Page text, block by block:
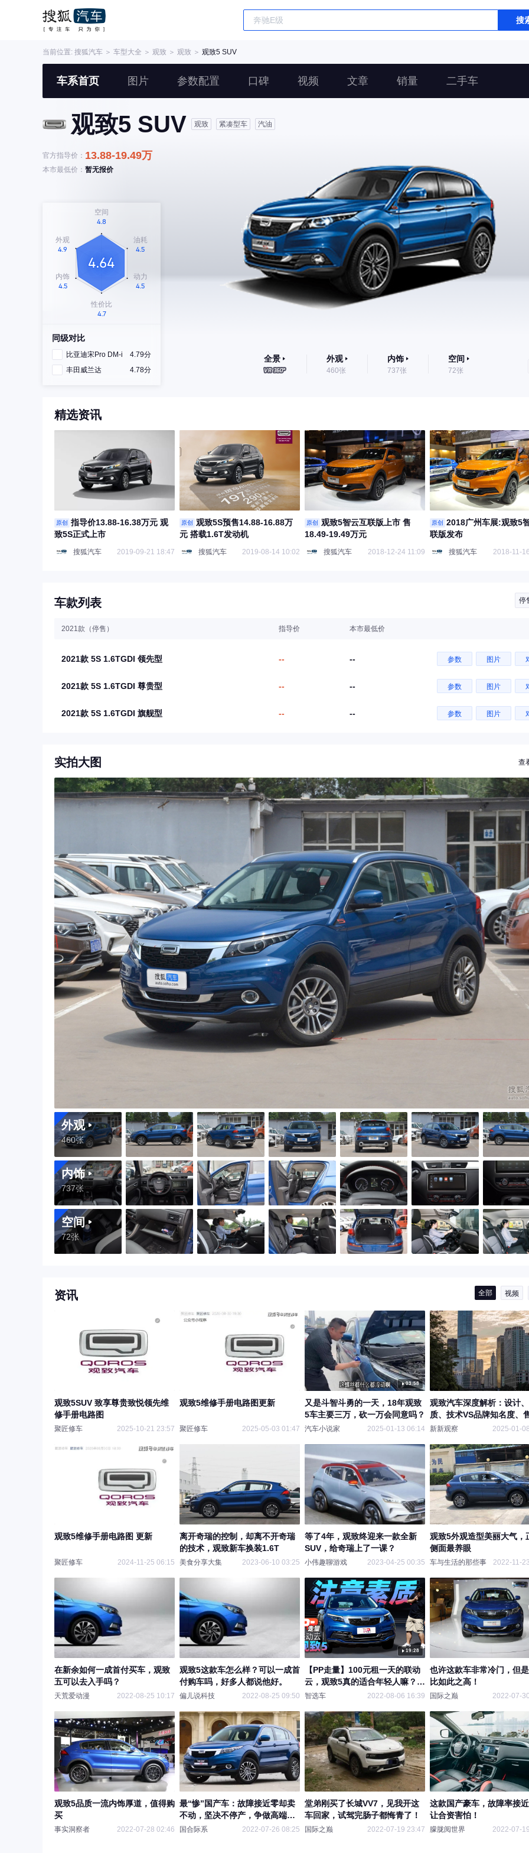
搜
当前位置: 搜狐汽车 ＞ 车型大全 ＞ 观致 ＞ 观致 ＞ 观致5 SUV
车系首页 图片 参数配置 口碑 视频 文章 销量 二手车
观致5 SUV 观致 紧凑型车 汽油
官方指导价： 13.88-19.49万
本市最低价： 暂无报价
同级对比
比亚迪宋Pro DM-i
4.79分
丰田威兰达
4.78分
全景 外观
460张
内饰
737张
空间
72张
精选资讯
原创
指导价13.88-16.38万元 观
致5S正式上市
搜狐汽车 2019-09-21 18:47
原创
观致5S预售14.88-16.88万
元 搭载1.6T发动机
搜狐汽车 2019-08-14 10:02
原创
观致5智云互联版上市 售
18.49-19.49万元
搜狐汽车 2018-12-24 11:09
原创
2018广州车展:观致5
联版发布
搜狐汽车 2018-11-
车款列表 停
2021款（停售） 指导价 本市最低价
2021款 5S 1.6TGDI 领先型 -- -- 参数 图片
2021款 5S 1.6TGDI 尊贵型 -- -- 参数 图片
2021款 5S 1.6TGDI 旗舰型 -- -- 参数 图片
实拍大图 查
外观
460张
内饰
737张
空间
72张
资讯 全部 视频
观致5SUV 致享尊贵致悦领先维
修手册电路图
聚匠修车 2025-10-21 23:57
观致5维修手册电路图更新
聚匠修车 2025-05-03 01:47
03:58
又是斗智斗勇的一天，18年观致
5车主要三万，砍一万会同意吗？
汽车小说家 2025-01-13 06:14
观致汽车深度解析：设计
质、技术VS品牌知名度、
务与价格定位
新新观察 2025-01-
观致5维修手册电路图 更新
聚匠修车 2024-11-25 06:15
离开奇瑞的控制，却离不开奇瑞
的技术，观致新车换装1.6T
美食分享大集 2023-06-10 03:25
等了4年，观致终迎来一款全新
SUV，给奇瑞上了一课？
小伟趣聊游戏 2023-04-25 00:35
观致5外观造型美丽大气，
侧面最养眼
车与生活的那些事 2022-11-
在新余如何一成首付买车，观致
五可以去入手吗？
天荒爱动漫 2022-08-25 10:17
观致5这款车怎么样？可以一成首
付购车吗，好多人都说他好。
偏儿说科技 2022-08-25 09:50
19:28
【PP走量】100元租一天的联动
云，观致5真的适合年轻人嘛？#
观致5#试驾
智选车 2022-08-06 16:39
也许这款车非常冷门，但
比如此之高！
国际之巅 2022-07-
观致5品质一流内饰厚道，值得购
买
事实洞察者 2022-07-28 02:46
最“惨”国产车：故障接近零却卖
不动，坚决不停产，争做高端品
牌
国合际系 2022-07-26 08:25
堂弟刚买了长城VV7，见我开这
车回家，试驾完肠子都悔青了！
国际之巅 2022-07-19 23:47
这款国产豪车，故障率接
让合资害怕！
朦胧阅世界 2022-07-